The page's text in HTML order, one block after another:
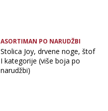
ASORTIMAN PO NARUDŽBI
Stolica Joy, drvene noge, štof
I kategorije (više boja po
narudžbi)